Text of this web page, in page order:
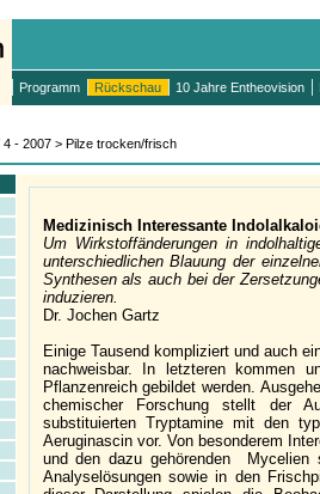
Programm Rückschau 10 Jahre Entheovision
- 2007 > Pilze trocken/frisch
Medizinisch Interessante
Um Wirkstoffänderungen in
unterschiedlichen Blauung der
Synthesen als auch bei der
induzieren.
Dr. Jochen Gartz
Einige Tausend kompliziert und auch
nachweisbar. In letzteren kommen
Pflanzenreich gebildet werden.
chemischer Forschung stellt der
substituierten Tryptamine mit den
Aeruginascin vor. Von besonderem
und den dazu gehörenden Mycelien
Analyselösungen sowie in den